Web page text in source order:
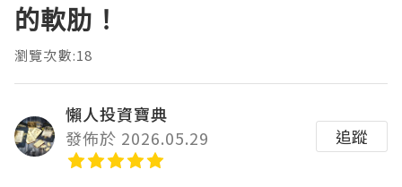
的軟肋！
瀏覽次數:18
懶人投資寶典
發佈於 2026.05.29
追蹤